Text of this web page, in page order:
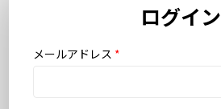
ログイン
メールアドレス *